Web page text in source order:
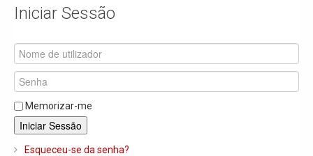
Recrutamento
Produtos
Solar
Termoacumuladores e Depósitos de Inércia
Ar Condicionado
Iniciar Sessão
Memorizar-me
Iniciar Sessão
Esqueceu-se da senha?